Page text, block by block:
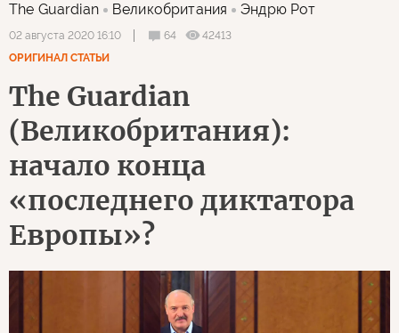
The Guardian Великобритания Эндрю Рот
02 августа 2020 16:10 64
42413
ОРИГИНАЛ СТАТЬИ
The Guardian
(Великобритания):
начало конца
«последнего диктатора
Европы»?